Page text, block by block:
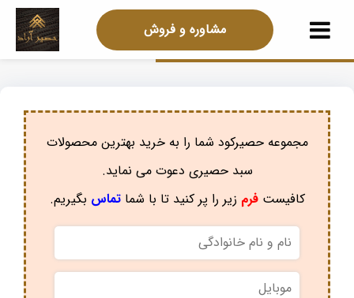
مشاوره و فروش
مجموعه حصیرکود شما را به خرید بهترین محصولات
سبد حصیری دعوت می نماید.
کافیستفرم زیر را پر کنید تا با شماتماس بگیریم.
نام
و
نام
خانوادگی
موبایل